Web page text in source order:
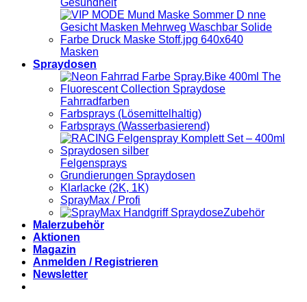
Gesundheit
Masken
Spraydosen
Fahrradfarben
Farbsprays (Lösemittelhaltig)
Farbsprays (Wasserbasierend)
Felgensprays
Grundierungen Spraydosen
Klarlacke (2K, 1K)
SprayMax / Profi
Zubehör
Malerzubehör
Aktionen
Magazin
Anmelden / Registrieren
Newsletter